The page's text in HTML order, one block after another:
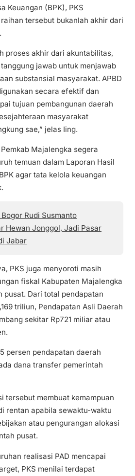
Keuangan (BPK), PKS
tersebut bukanlah akhir dari
proses akhir dari akuntabilitas,
jawab untuk menjawab
substansial masyarakat. APBD
secara efektif dan
tujuan pembangunan daerah
masyarakat
sae,” jelas Iing.
Majalengka segera
temuan dalam Laporan Hasil
agar tata kelola keuangan
Rudi Susmanto
Hewan Jonggol, Jadi Pasar
Jabar
PKS juga menyoroti masih
fiskal Kabupaten Majalengka
pusat. Dari total pendapatan
triliun, Pendapatan Asli Daerah
sekitar Rp721 miliar atau
persen pendapatan daerah
dana transfer pemerintah
tersebut membuat kemampuan
rentan apabila sewaktu-waktu
atau pengurangan alokasi
pusat.
realisasi PAD mencapai
PKS menilai terdapat